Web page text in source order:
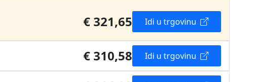
€ 321,65 Idi u trgovinu
€ 310,58 Idi u trgovinu